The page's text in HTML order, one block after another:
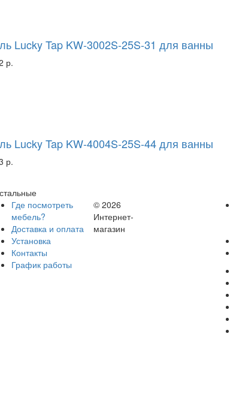
Lucky Tap KW-3002S-25S-31 для ванны
р.
Lucky Tap KW-4004S-25S-44 для ванны
р.
Где посмотреть
мебель?
Доставка и оплата
Установка
Контакты
График работы
© 2026
Интернет-
магазин